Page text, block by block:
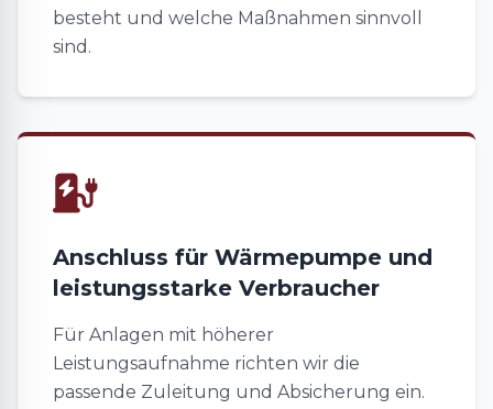
besteht und welche Maßnahmen sinnvoll
sind.
Anschluss für Wärmepumpe und
leistungsstarke Verbraucher
Für Anlagen mit höherer
Leistungsaufnahme richten wir die
passende Zuleitung und Absicherung ein.